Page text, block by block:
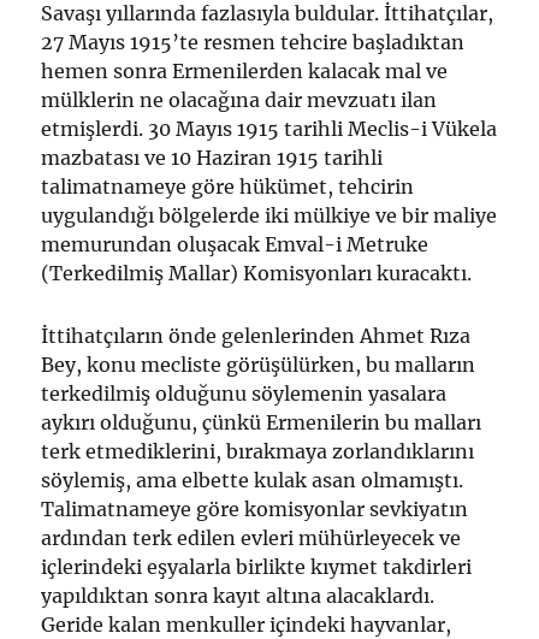
Savaşı yıllarında fazlasıyla buldular. İttihatçılar,
27 Mayıs 1915’te resmen tehcire başladıktan
hemen sonra Ermenilerden kalacak mal ve
mülklerin ne olacağına dair mevzuatı ilan
etmişlerdi. 30 Mayıs 1915 tarihli Meclis-i Vükela
mazbatası ve 10 Haziran 1915 tarihli
talimatnameye göre hükümet, tehcirin
uygulandığı bölgelerde iki mülkiye ve bir maliye
memurundan oluşacak Emval-i Metruke
(Terkedilmiş Mallar) Komisyonları kuracaktı.
İttihatçıların önde gelenlerinden Ahmet Rıza
Bey, konu mecliste görüşülürken, bu malların
terkedilmiş olduğunu söylemenin yasalara
aykırı olduğunu, çünkü Ermenilerin bu malları
terk etmediklerini, bırakmaya zorlandıklarını
söylemiş, ama elbette kulak asan olmamıştı.
Talimatnameye göre komisyonlar sevkiyatın
ardından terk edilen evleri mühürleyecek ve
içlerindeki eşyalarla birlikte kıymet takdirleri
yapıldıktan sonra kayıt altına alacaklardı.
Geride kalan menkuller içindeki hayvanlar,